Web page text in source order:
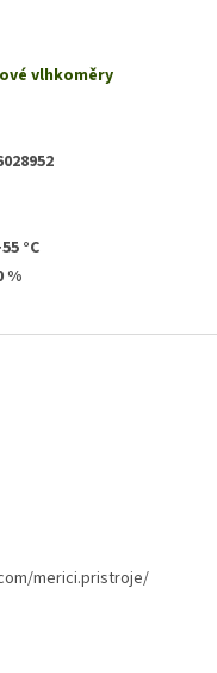
vlhkoměry
°C
%
merici.pristroje/